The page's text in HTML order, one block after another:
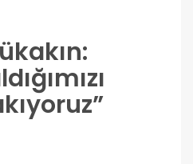
aldigimizi-dogaya-